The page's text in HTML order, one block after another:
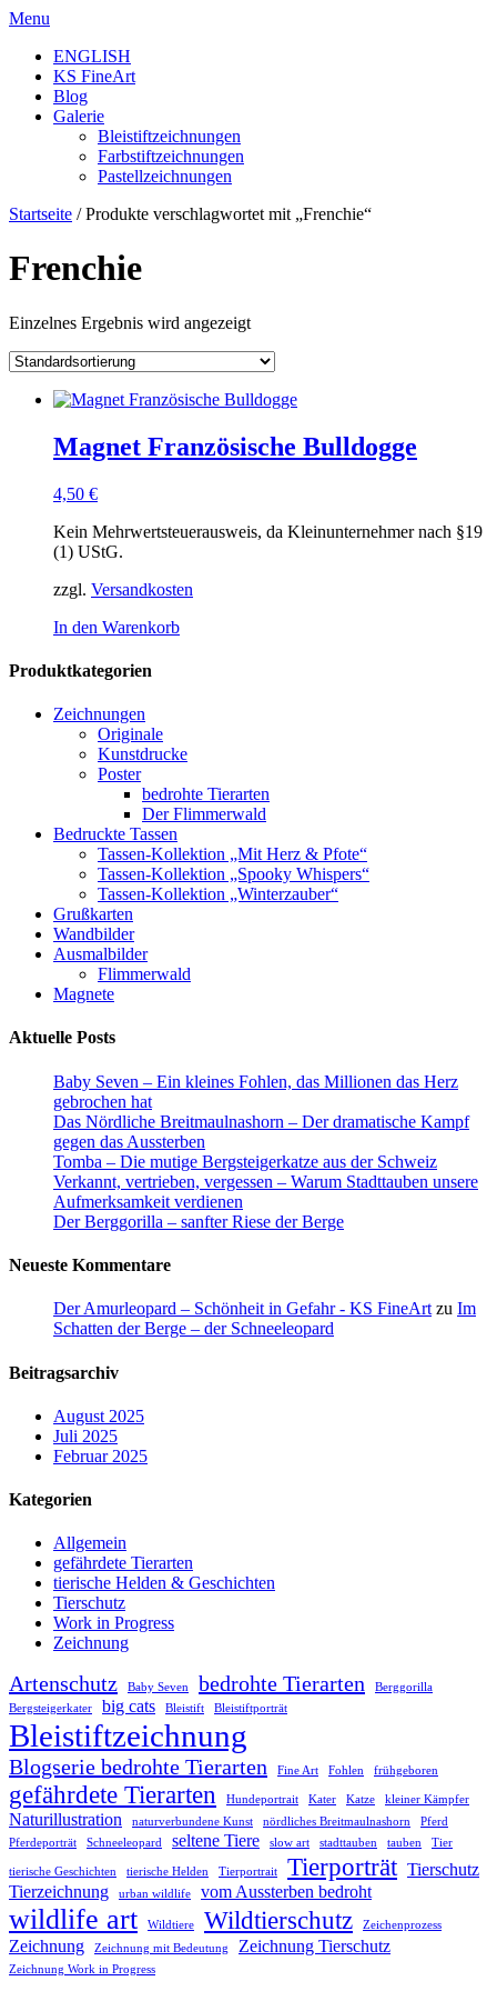
Skip
content
Menu
ENGLISH
KS FineArt
Blog
Galerie
Bleistiftzeichnungen
Farbstiftzeichnungen
Pastellzeichnungen
Startseite / Produkte verschlagwortet mit „Frenchie“
Frenchie
Einzelnes Ergebnis wird angezeigt
Magnet Französische Bulldogge
4,50 €
Kein Mehrwertsteuerausweis, da Kleinunternehmer nach §19
(1) UStG.
zzgl. Versandkosten
In den Warenkorb
Produktkategorien
Zeichnungen
Originale
Kunstdrucke
Poster
bedrohte Tierarten
Der Flimmerwald
Bedruckte Tassen
Tassen-Kollektion „Mit Herz & Pfote“
Tassen-Kollektion „Spooky Whispers“
Tassen-Kollektion „Winterzauber“
Grußkarten
Wandbilder
Ausmalbilder
Flimmerwald
Magnete
Aktuelle Posts
Baby Seven – Ein kleines Fohlen, das Millionen das Herz
gebrochen hat
Das Nördliche Breitmaulnashorn – Der dramatische Kampf
gegen das Aussterben
Tomba – Die mutige Bergsteigerkatze aus der Schweiz
Verkannt, vertrieben, vergessen – Warum Stadttauben unsere
Aufmerksamkeit verdienen
Der Berggorilla – sanfter Riese der Berge
Neueste Kommentare
Der Amurleopard – Schönheit in Gefahr - KS FineArt zu Im
Schatten der Berge – der Schneeleopard
Beitragsarchiv
August 2025
Juli 2025
Februar 2025
Kategorien
Allgemein
gefährdete Tierarten
tierische Helden & Geschichten
Tierschutz
Work in Progress
Zeichnung
Artenschutz Baby Seven bedrohte Tierarten
Berggorilla
Bergsteigerkater
big cats Bleistift Bleistiftporträt
Bleistiftzeichnung
Blogserie bedrohte Tierarten Fine Art Fohlen frühgeboren
gefährdete Tierarten Hundeportrait Kater Katze kleiner Kämpfer
Naturillustration naturverbundene Kunst nördliches Breitmaulnashorn
Pferd
Pferdeporträt
Schneeleopard seltene Tiere slow art stadttauben tauben Tier
tierische Geschichten tierische Helden Tierportrait Tierporträt Tierschutz
Tierzeichnung
urban wildlife vom Aussterben bedroht
wildlife art Wildtiere Wildtierschutz Zeichenprozess
Zeichnung Zeichnung mit Bedeutung Zeichnung Tierschutz
Zeichnung Work in Progress